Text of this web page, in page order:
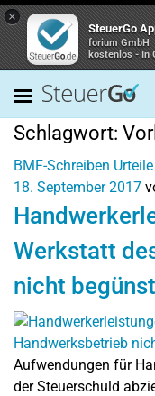
×
SteuerGo
forium GmbH
kostenlos - In
Schlagwort:
BMF-Schreiben Urteile
18. September 2017
Werkstatt
nicht
Aufwendungen für
der Steuerschuld